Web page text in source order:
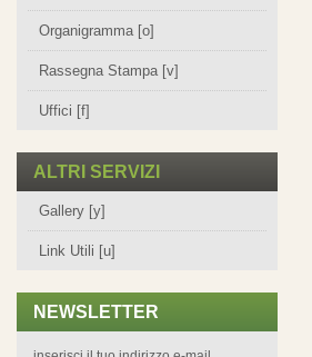
Organigramma [o]
Rassegna Stampa [v]
Uffici [f]
ALTRI SERVIZI
Gallery [y]
Link Utili [u]
NEWSLETTER